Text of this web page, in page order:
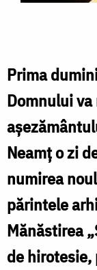
Prima
Domnului
Neamț o zi
numirea
părintele
Mănăstirea
de hirotesie,